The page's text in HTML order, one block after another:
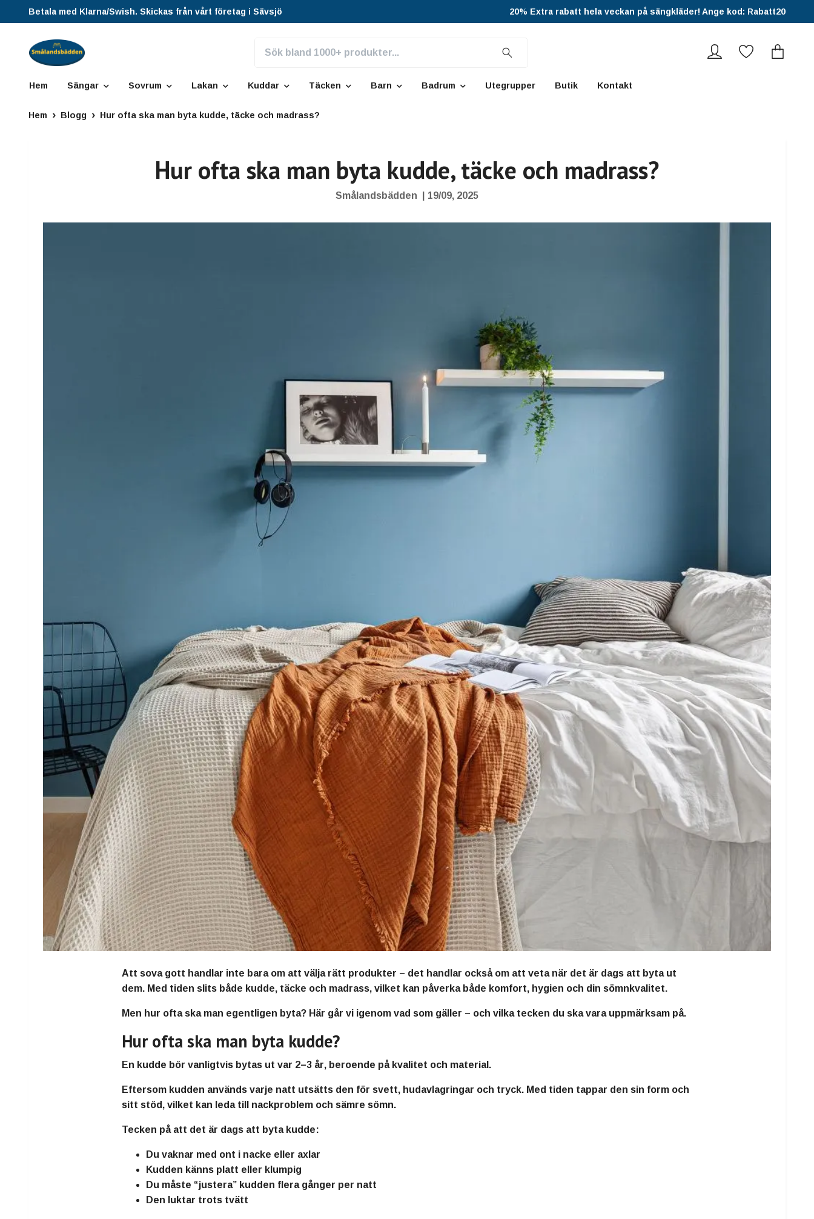
Betala med Klarna/Swish. Skickas från vårt företag i Sävsjö 20% Extra rabatt hela veckan på sängkläder! Ange kod: Rabatt20
Hem Sängar Sovrum Lakan Kuddar Täcken Barn Badrum Utegrupper Butik Kontakt
Hem Blogg Hur ofta ska man byta kudde, täcke och madrass?
Hur ofta ska man byta kudde, täcke och madrass?
Smålandsbädden 19/09, 2025
Att sova gott handlar inte bara om att välja rätt produkter – det handlar också om att veta när det är dags att byta ut
dem. Med tiden slits både kudde, täcke och madrass, vilket kan påverka både komfort, hygien och din sömnkvalitet.
Men hur ofta ska man egentligen byta? Här går vi igenom vad som gäller – och vilka tecken du ska vara uppmärksam på.
Hur ofta ska man byta kudde?
En kudde bör vanligtvis bytas ut var 2–3 år, beroende på kvalitet och material.
Eftersom kudden används varje natt utsätts den för svett, hudavlagringar och tryck. Med tiden tappar den sin form och
sitt stöd, vilket kan leda till nackproblem och sämre sömn.
Tecken på att det är dags att byta kudde:
Du vaknar med ont i nacke eller axlar
Kudden känns platt eller klumpig
Du måste “justera” kudden flera gånger per natt
Den luktar trots tvätt